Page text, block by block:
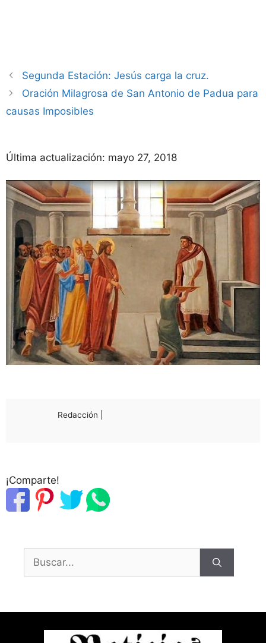
Segunda Estación: Jesús carga la cruz.
Oración Milagrosa de San Antonio de Padua para
causas Imposibles
Última actualización: mayo 27, 2018
Redacción |
¡Comparte!
Buscar: